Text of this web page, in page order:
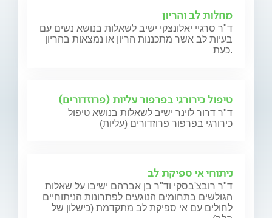
מחלות לב והריון
ד"ר סרגיי יאלונצקי ישיב לשאלות בנושא נשים עם
בעיות לב אשר מתכננות הריון או נמצאות בהריון
כעת.
טיפול כירורגי בפרפור עליות (פרוזדורים)
ד"ר דרור לוינר ישיב לשאלות בנושא טיפול
כירורגי בפרפור פרוזדורים (עליות)
ניתוחי אי ספיקת לב
ד"ר רובצ'בסקי וד"ר בן אברהם ישיבו על שאלות
הגולשים בתחומים הנוגעים לפתרונות הניתוחיים
לחולים עם אי ספיקת לב מתקדמת (כישלון של